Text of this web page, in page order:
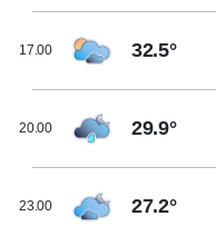
17.00 32.5°
20.00 29.9°
23.00 27.2°